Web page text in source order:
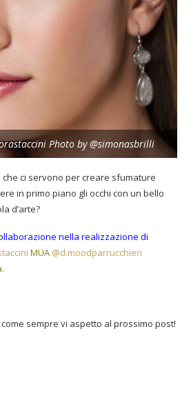
Photo by @simonasbrilli
ci servono per creare sfumature
in primo piano gli occhi con un bello
d’arte?
nella realizzazione di
MUA @d.moodparrucchieri
.
sempre vi aspetto al prossimo post!